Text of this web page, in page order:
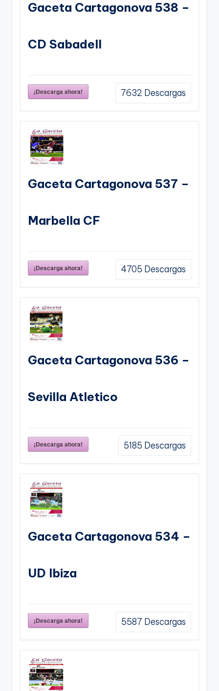
Gaceta Cartagonova 538 –
CD Sabadell
¡Descarga ahora! 7632 Descargas
Gaceta Cartagonova 537 –
Marbella CF
¡Descarga ahora! 4705 Descargas
Gaceta Cartagonova 536 –
Sevilla Atletico
¡Descarga ahora! 5185 Descargas
Gaceta Cartagonova 534 –
UD Ibiza
¡Descarga ahora! 5587 Descargas